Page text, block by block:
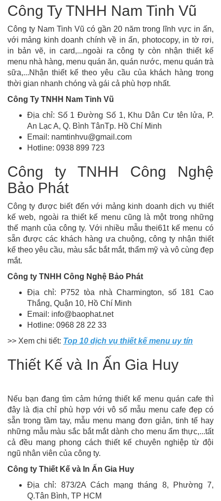
Công Ty TNHH Nam Tinh Vũ
Công ty Nam Tinh Vũ có gần 20 năm trong lĩnh vực in ấn,
với mảng kinh doanh chính về in ấn, photocopy, in tờ rơi,
in bản vẽ, in card,...ngoài ra công ty còn nhận thiết kế
menu nhà hàng, menu quán ăn, quán nước, menu quán trà
sữa,...Nhận thiết kế theo yêu cầu của khách hàng trong
thời gian nhanh chóng và gái cả phù hợp nhất.
Công Ty TNHH Nam Tinh Vũ
Địa chỉ: Số 1 Đường Số 1, Khu Dân Cư tên lửa, P.
An Lạc A, Q. Bình TânTp. Hồ Chí Minh
Email: namtinhvu@gmail.com
Hotline: 0938 899 723
Công ty TNHH Công Nghệ
Bảo Phát
Công ty được biết đến với mảng kinh doanh dịch vụ thiết
kế web, ngoài ra thiết kế menu cũng là một trong những
thế mạnh của công ty. Với nhiều mẫu thei61t kế menu có
sẵn được các khách hàng ưa chuộng, công ty nhận thiết
kế theo yêu cầu, màu sắc bắt mắt, thẩm mỹ và vô cùng đẹp
mắt.
Công ty TNHH Công Nghệ Bảo Phát
Địa chỉ: P752 tòa nhà Charmington, số 181 Cao
Thắng, Quận 10, Hồ Chí Minh
Email: info@baophat.net
Hotline: 0968 28 22 33
>> Xem chi tiết: Top 10 dịch vụ thiết kế menu uy tín
Thiết Kế và In Ấn Gia Huy
Nếu bạn đang tìm cảm hứng thiết kế menu quán cafe thì
đây là địa chỉ phù hợp với vô số mẫu menu cafe đẹp có
sẵn trong tầm tay, mẫu menu mang đơn giản, tinh tế hay
những mẫu màu sắc bắt mắt dành cho menu ẩm thực,...tất
cả đều mang phong cách thiết kế chuyên nghiệp từ đội
ngũ nhân viên của công ty.
Công ty Thiết Kế và In Ấn Gia Huy
Địa chỉ: 873/2A Cách mạng tháng 8, Phường 7,
Q.Tân Bình, TP HCM